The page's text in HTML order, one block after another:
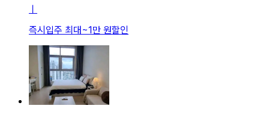
ㅣ
즉시입주 최대~1만 원할인